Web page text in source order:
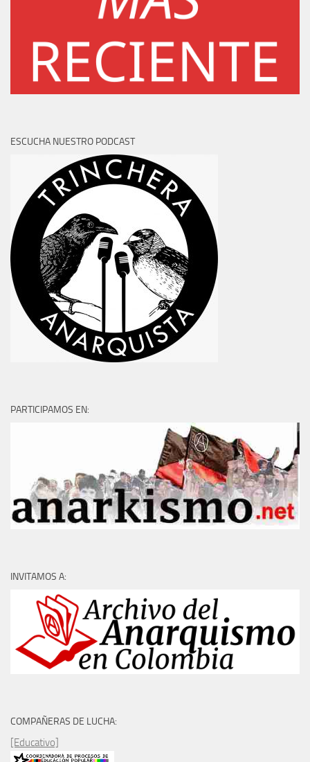
ESCUCHA NUESTRO PODCAST
PARTICIPAMOS EN:
INVITAMOS A:
COMPAÑERAS DE LUCHA:
[Educativo]